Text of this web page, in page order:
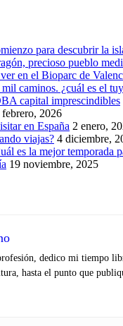
para descubrir la
precioso pueblo
en el Bioparc de
caminos. ¿cuál es el
capital imprescindibles
febrero, 2026
en España 2 enero,
viajas? 4 diciembre,
es la mejor temporada
19 noviembre, 2025
dedico mi tiempo
hasta el punto que